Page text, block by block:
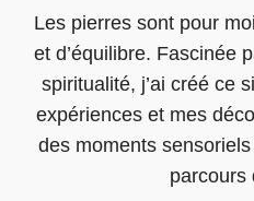
Les pierres sont pour
et d’équilibre. Fascinée
spiritualité, j’ai créé ce
expériences et mes
des moments
parcours